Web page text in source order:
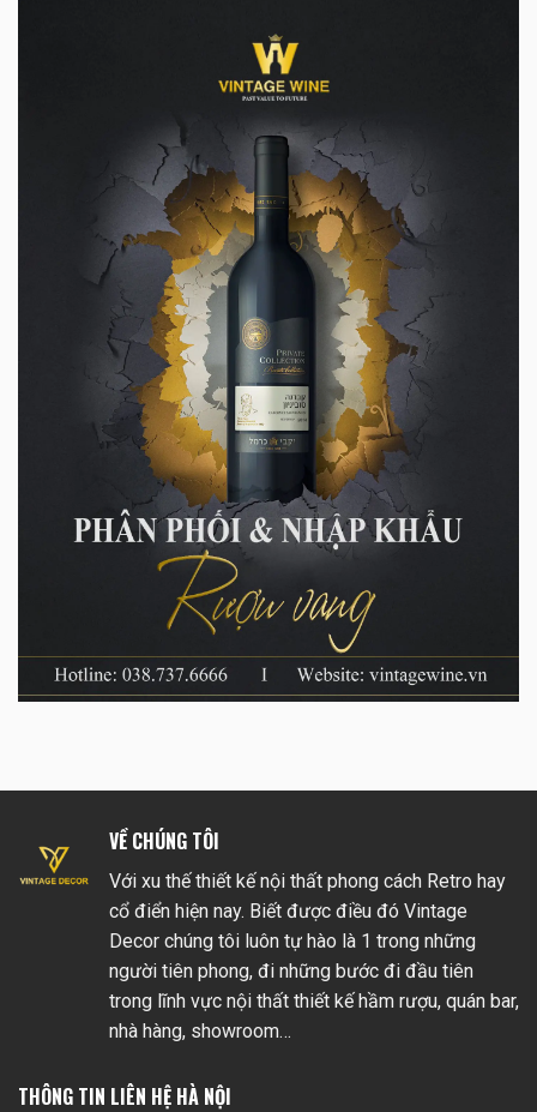
VỀ CHÚNG TÔI
Với xu thế thiết kế nội thất phong cách Retro hay
cổ điển hiện nay. Biết được điều đó Vintage
Decor chúng tôi luôn tự hào là 1 trong những
người tiên phong, đi những bước đi đầu tiên
trong lĩnh vực nội thất thiết kế hầm rượu, quán bar,
nhà hàng, showroom…
THÔNG TIN LIÊN HỆ HÀ NỘI